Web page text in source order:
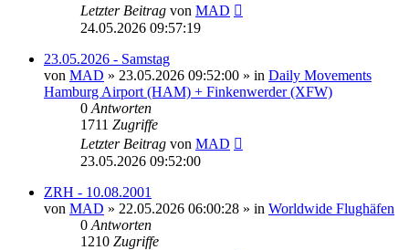
Letzter Beitrag von MAD
24.05.2026 09:57:19
23.05.2026 - Samstag
von MAD » 23.05.2026 09:52:00 » in Daily Movements
Hamburg Airport (HAM) + Finkenwerder (XFW)
0 Antworten
1711 Zugriffe
Letzter Beitrag von MAD
23.05.2026 09:52:00
ZRH - 10.08.2001
von MAD » 22.05.2026 06:00:28 » in Worldwide Flughäfen
0 Antworten
1210 Zugriffe